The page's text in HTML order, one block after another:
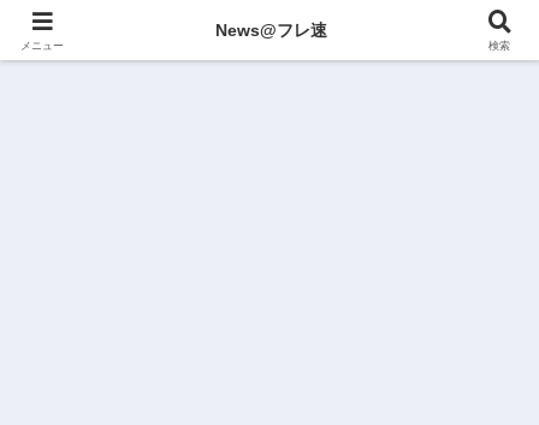
メニュー
News@フレ速
検索